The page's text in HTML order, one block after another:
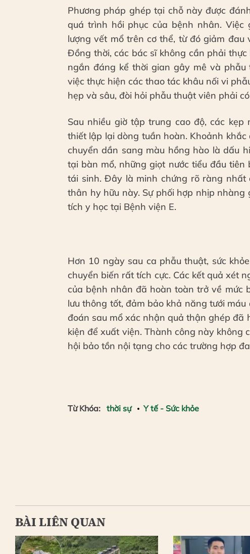
Phương pháp ghép tại chỗ này được
quá trình hồi phục của bệnh nhân.
lượng vết mổ trên cơ thể, từ đó giảm
Đồng thời, các bác sĩ không cần phải
ngắn đáng kể thời gian gây mê và
việc thực hiện các thao tác khâu nối vi
hẹp và sâu, đòi hỏi phẫu thuật viên phải
Sau nhiều giờ tập trung cao độ, các
thiết lập lại dòng tuần hoàn. Khoảnh
chuyển dần sang màu hồng hào là dấu
tại bàn mổ, những giọt nước tiểu đầu
tái sinh. Đây là minh chứng rõ ràng
thân hy hữu này. Sự phối hợp nhịp
tích y học tại Bệnh viện E.
Hơn 10 ngày sau ca phẫu thuật, sức
chuyển biến rất tích cực. Các kết quả xét
của bệnh nhân đã hoàn toàn trở về mức
lưu thông tốt, đảm bảo khả năng tưới
đoán sau mổ xác nhận quả thận ghép đã
kiện để xuất viện. Thành công này không
hội bảo tồn nội tạng cho các trường hợp
Từ Khóa: thời sự Y tế - Sức khỏe
BÀI LIÊN QUAN